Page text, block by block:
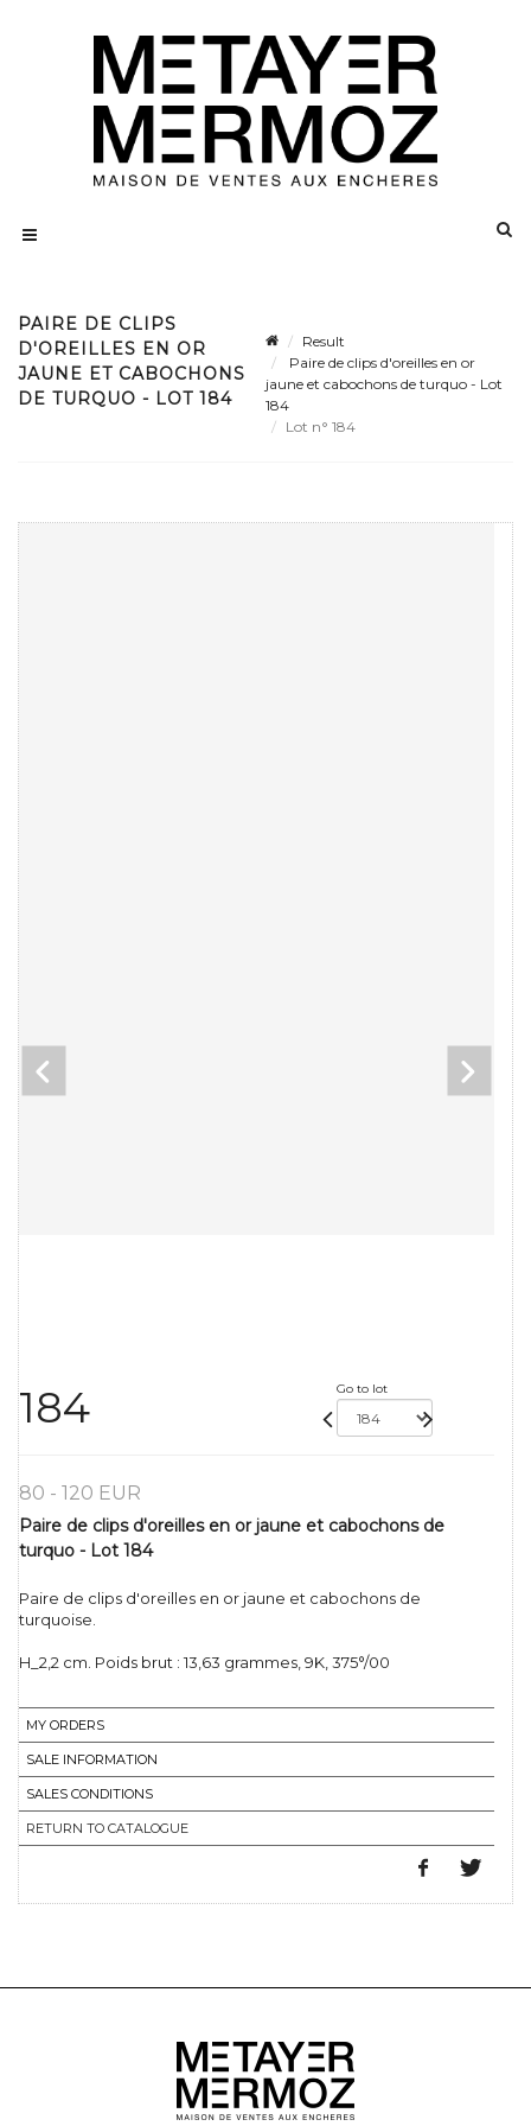
PAIRE DE CLIPS
D'OREILLES EN OR
JAUNE ET CABOCHONS
DE TURQUO - LOT 184
Result
Paire de clips d'oreilles en or
jaune et cabochons de turquo - Lot
184
Lot n° 184
184 Go to lot
80 - 120 EUR
Paire de clips d'oreilles en or jaune et cabochons de
turquo - Lot 184
Paire de clips d'oreilles en or jaune et cabochons de
turquoise.
H_2,2 cm. Poids brut : 13,63 grammes, 9K, 375°/00
MY ORDERS
SALE INFORMATION
SALES CONDITIONS
RETURN TO CATALOGUE